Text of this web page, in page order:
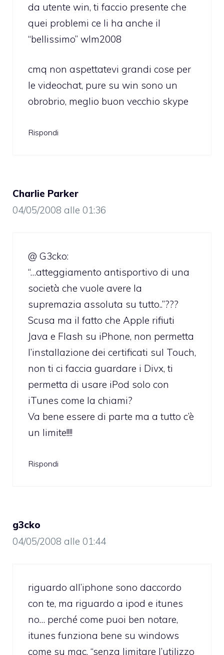
da utente win, ti faccio presente che
quei problemi ce li ha anche il
“bellissimo” wlm2008
cmq non aspettatevi grandi cose per
le videochat, pure su win sono un
obrobrio, meglio buon vecchio skype
Rispondi
Charlie Parker
04/05/2008 alle 01:36
@ G3cko:
“…atteggiamento antisportivo di una
società che vuole avere la
supremazia assoluta su tutto..”???
Scusa ma il fatto che Apple rifiuti
Java e Flash su iPhone, non permetta
l’installazione dei certificati sul Touch,
non ti ci faccia guardare i Divx, ti
permetta di usare iPod solo con
iTunes come la chiami?
Va bene essere di parte ma a tutto c’è
un limite!!!!
Rispondi
g3cko
04/05/2008 alle 01:44
riguardo all’iphone sono daccordo
con te, ma riguardo a ipod e itunes
no… perché come puoi ben notare,
itunes funziona bene su windows
come su mac, “senza limitare l’utilizzo